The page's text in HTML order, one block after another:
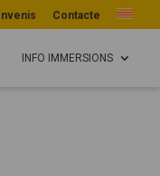
Contacte
INFO IMMERSIONS